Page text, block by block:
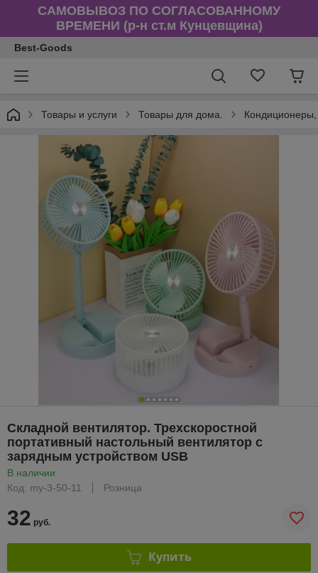
САМОВЫВОЗ ПО СОГЛАСОВАННОМУ
ВРЕМЕНИ (р-н ст.м Кунцевщина)
Best-Goods
Товары и услуги Товары для дома. Кондиционеры,
Складной вентилятор. Трехскоростной
портативный настольный вентилятор с
зарядным устройством USB
В наличии
Код: my-3-50-11
Розница
32 руб.
Купить